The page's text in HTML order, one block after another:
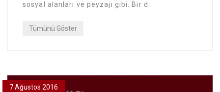
sosyal alanları ve peyzajı gibi. Bir d ..
Tümünü Göster
7 Ağustos 2016